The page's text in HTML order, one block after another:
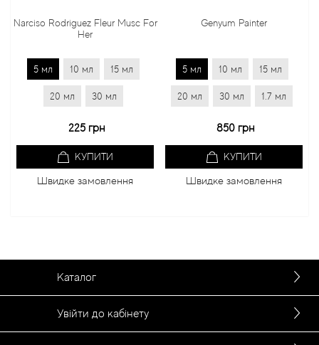
Narciso Rodriguez Fleur Musc For
Her
5 мл 10 мл 15 мл
20 мл 30 мл
225 грн
КУПИТИ
Швидке замовлення
Genyum Painter
5 мл 10 мл 15 мл
20 мл 30 мл 1.7 мл
850 грн
КУПИТИ
Швидке замовлення
Каталог
Увійти до кабінету